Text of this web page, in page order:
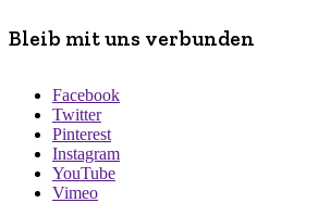
Bleib mit uns verbunden
Facebook
Twitter
Pinterest
Instagram
YouTube
Vimeo